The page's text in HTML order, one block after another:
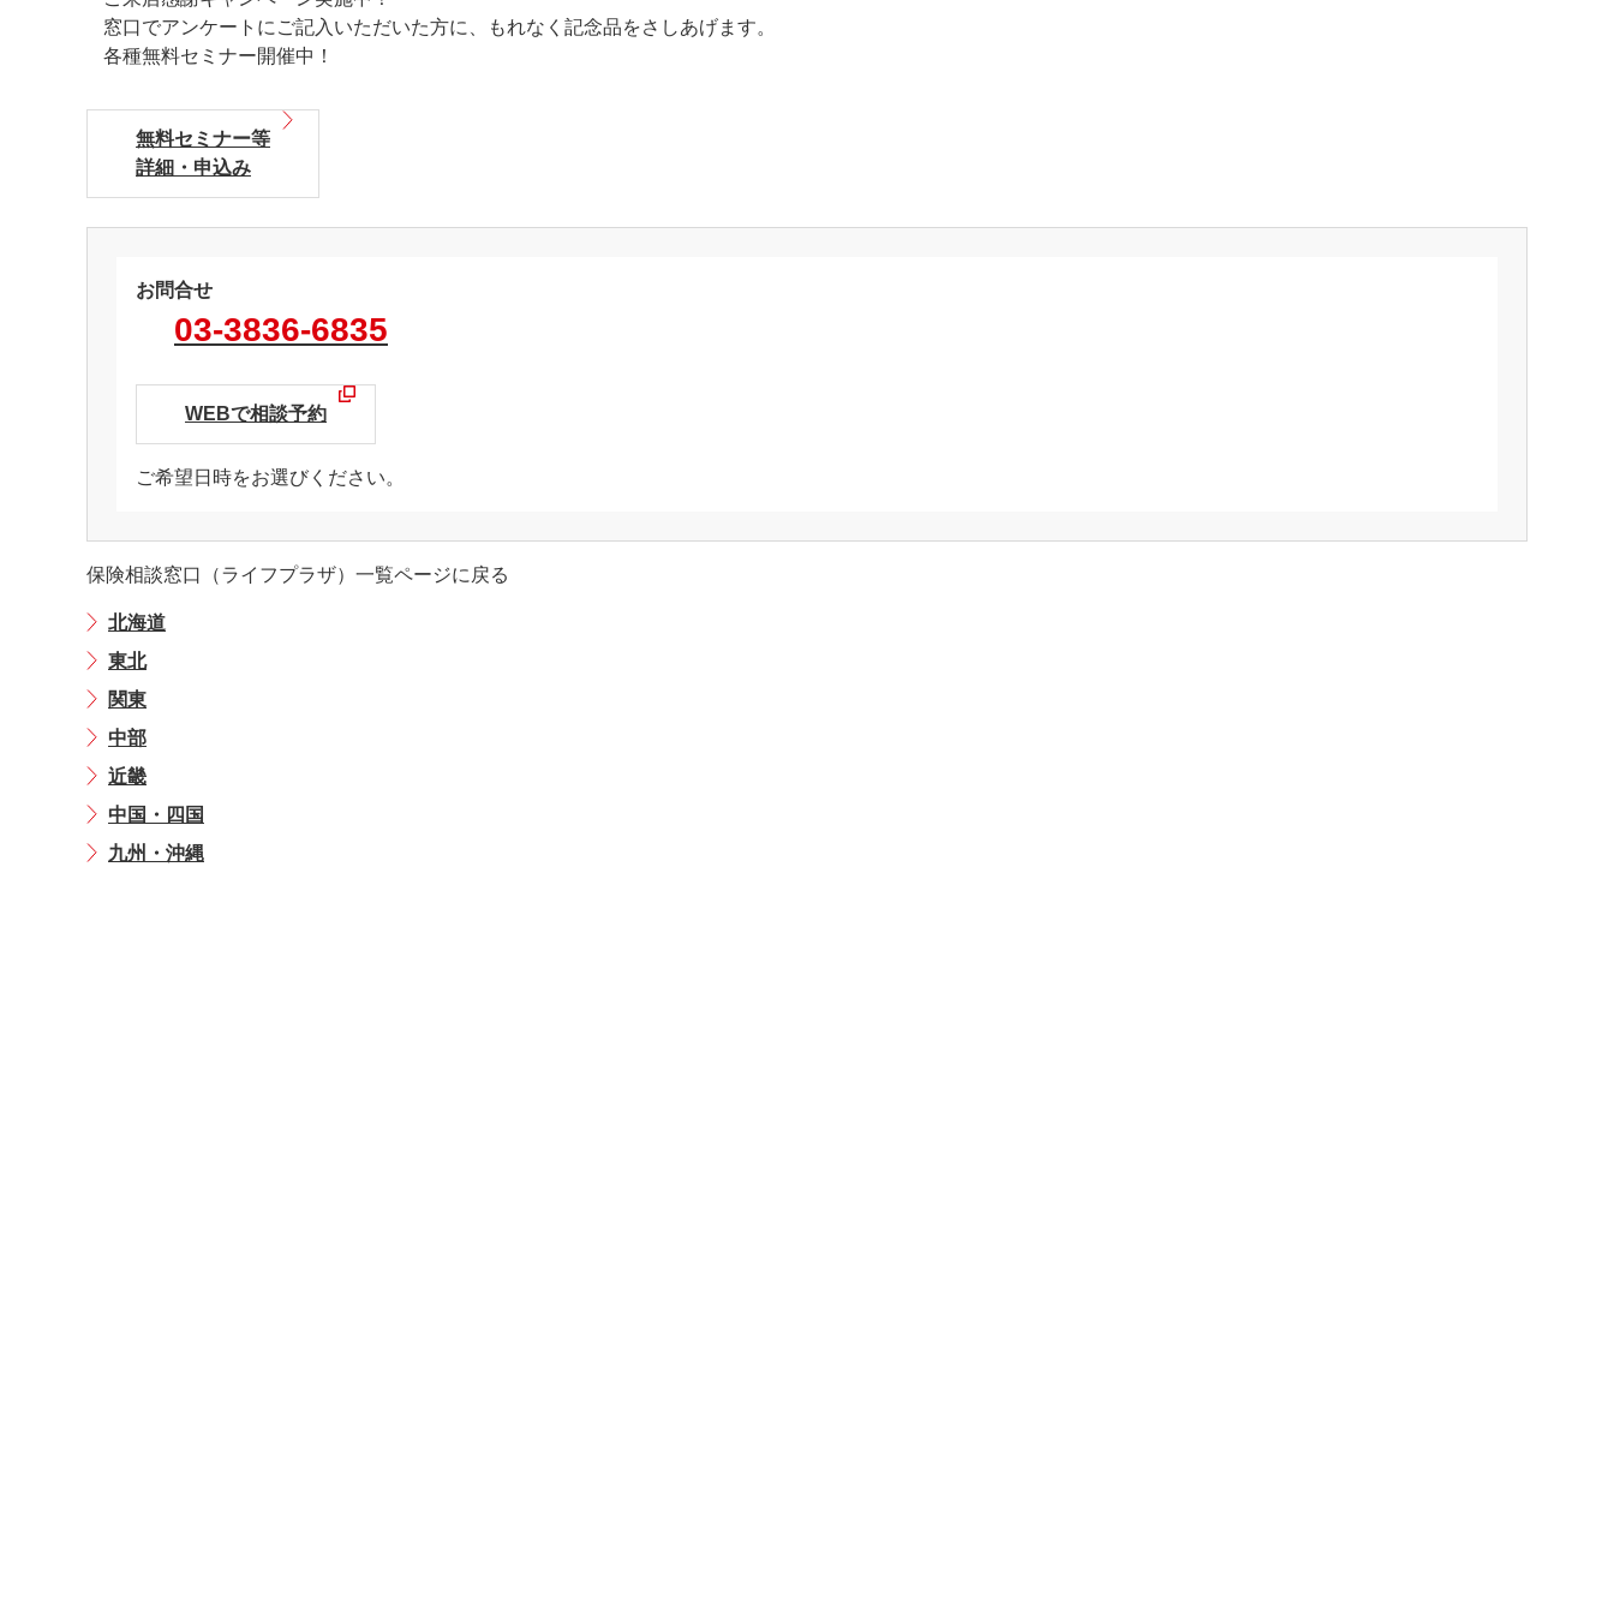
窓口でアンケートにご記入いただいた方に、もれなく記念品をさしあげます。
各種無料セミナー開催中！
無料セミナー等
詳細・申込み
お問合せ
03-3836-6835
WEBで相談予約
ご希望日時をお選びください。
保険相談窓口（ライフプラザ）一覧ページに戻る
北海道
東北
関東
中部
近畿
中国・四国
九州・沖縄